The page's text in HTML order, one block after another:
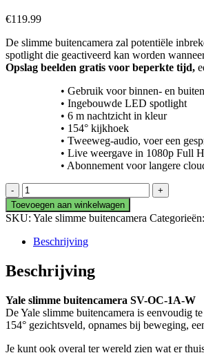
€119.99
De slimme buitencamera zal potentiële
spotlight die geactiveerd kan worden
Opslag beelden gratis voor beperkte tijd,
• Gebruik voor binnen- en
• Ingebouwde LED spotlight
• 6 m nachtzicht in kleur
• 154° kijkhoek
• Tweeweg-audio, voer een
• Live weergave in 1080p Full
• Abonnement voor langere
Yale
buitencamera
aantal
Toevoegen aan winkelwagen
SKU: Yale slimme buitencamera Categorieën:
Beschrijving
Beschrijving
Yale slimme buitencamera SV-OC-1A-W
De Yale slimme buitencamera is eenvoudig
154° gezichtsveld, opnames bij beweging,
Je kunt ook overal ter wereld zien wat er